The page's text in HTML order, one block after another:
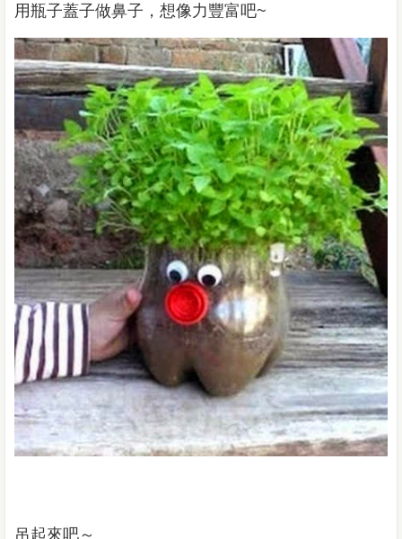
用瓶子蓋子做鼻子，想像力豐富吧~
吊起來吧～